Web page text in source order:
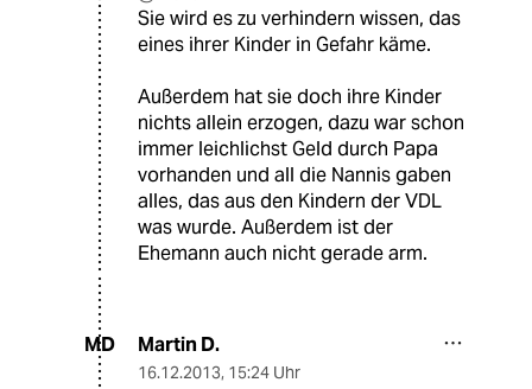
Sie wird es zu verhindern wissen, das
eines ihrer Kinder in Gefahr käme.
Außerdem hat sie doch ihre Kinder
nichts allein erzogen, dazu war schon
immer leichlichst Geld durch Papa
vorhanden und all die Nannis gaben
alles, das aus den Kindern der VDL
was wurde. Außerdem ist der
Ehemann auch nicht gerade arm.
MD Martin D.
16.12.2013, 15:24 Uhr